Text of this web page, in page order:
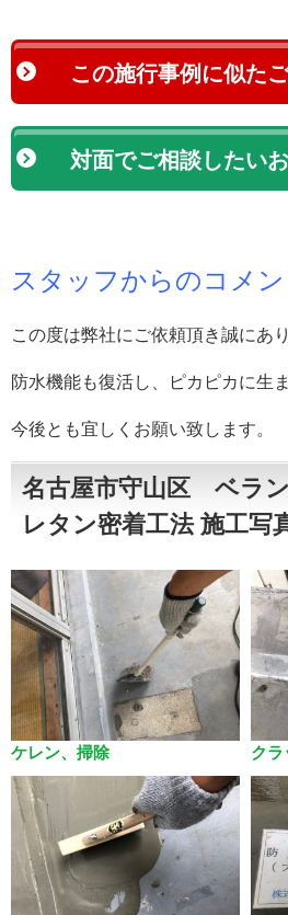
この施行事例に似た
対面でご相談したい
スタッフからのコメン
この度は弊社にご依頼頂き誠にあ
防水機能も復活し、ピカピカに生
今後とも宜しくお願い致します。
名古屋市守山区 ベラ
レタン密着工法 施工写
ケレン、掃除 クラ